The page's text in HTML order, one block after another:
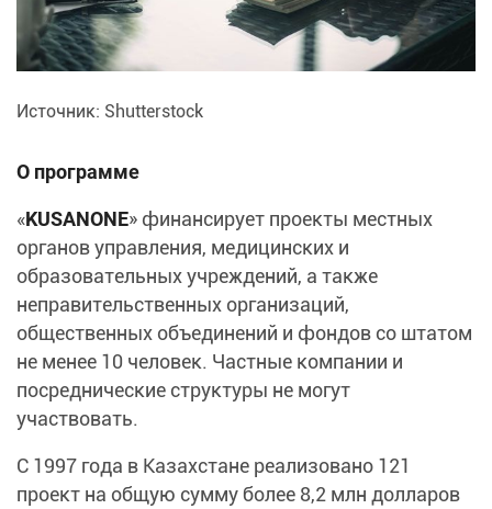
Источник: Shutterstock
О программе
«KUSANONE» финансирует проекты местных
органов управления, медицинских и
образовательных учреждений, а также
неправительственных организаций,
общественных объединений и фондов со штатом
не менее 10 человек. Частные компании и
посреднические структуры не могут
участвовать.
С 1997 года в Казахстане реализовано 121
проект на общую сумму более 8,2 млн долларов